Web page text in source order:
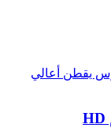
يقطن أعالي